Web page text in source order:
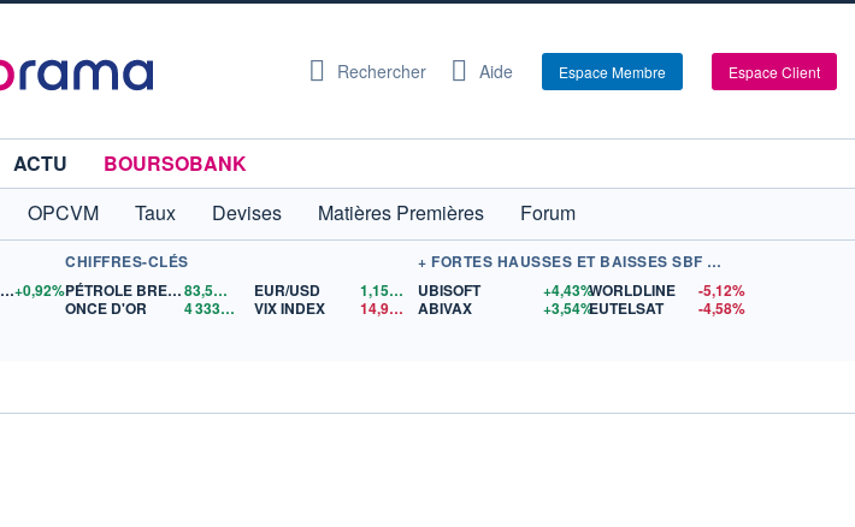
Rechercher Aide Espace Membre Espace Client
ACTU
BOURSOBANK
OPCVM Taux Devises Matières Premières
Forum
30 070,75+0,92%
CHIFFRES-CLÉS
PÉTROLE BRENT
83,53$US
ONCE D'OR
4 333,44 $US
EUR/USD 1,1560
$US
VIX INDEX
14,96$US
+ FORTES HAUSSES ET BAISSES SBF 120
UBISOFT
+4,43%
ABIVAX
+3,54%
WORLDLINE
-5,12%
EUTELSAT
-4,58%